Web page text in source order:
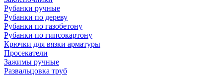
Рубанки ручные
Рубанки по дереву
Рубанки по газобетону
Рубанки по гипсокартону
Крючки для вязки арматуры
Просекатели
Зажимы ручные
Развальцовка труб